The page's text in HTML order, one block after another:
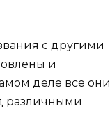
с другими
и
деле все они
различными